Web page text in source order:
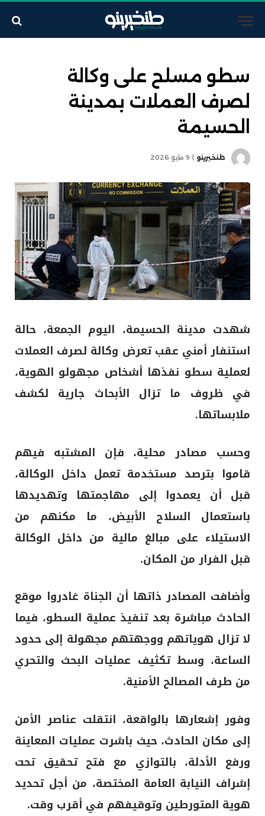
سطو مسلح على وكالة
لصرف العملات بمدينة
الحسيمة
طنخيرينو 9 مايو 2026
شهدت مدينة الحسيمة، اليوم الجمعة، حالة
استنفار أمني عقب تعرض وكالة لصرف العملات
لعملية سطو نفذها أشخاص مجهولو الهوية،
في ظروف ما تزال الأبحاث جارية لكشف
ملابساتها.
وحسب مصادر محلية، فإن المشتبه فيهم
قاموا بترصد مستخدمة تعمل داخل الوكالة،
قبل أن يعمدوا إلى مهاجمتها وتهديدها
باستعمال السلاح الأبيض، ما مكنهم من
الاستيلاء على مبالغ مالية من داخل الوكالة
قبل الفرار من المكان.
وأضافت المصادر ذاتها أن الجناة غادروا موقع
الحادث مباشرة بعد تنفيذ عملية السطو، فيما
لا تزال هوياتهم ووجهتهم مجهولة إلى حدود
الساعة، وسط تكثيف عمليات البحث والتحري
من طرف المصالح الأمنية.
وفور إشعارها بالواقعة، انتقلت عناصر الأمن
إلى مكان الحادث، حيث باشرت عمليات المعاينة
ورفع الأدلة، بالتوازي مع فتح تحقيق تحت
إشراف النيابة العامة المختصة، من أجل تحديد
هوية المتورطين وتوقيفهم في أقرب وقت.